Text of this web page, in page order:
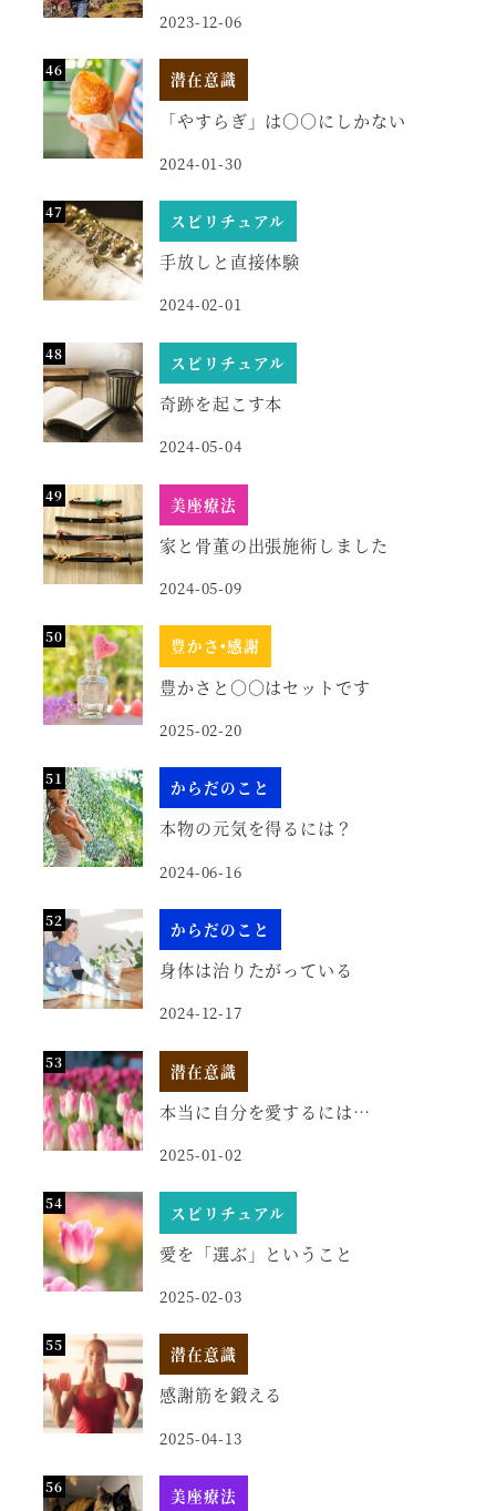
2023-12-06
潜在意識
「やすらぎ」は○○にしかない
2024-01-30
スピリチュアル
手放しと直接体験
2024-02-01
スピリチュアル
奇跡を起こす本
2024-05-04
美座療法
家と骨董の出張施術しました
2024-05-09
豊かさ•感謝
豊かさと○○はセットです
2025-02-20
からだのこと
本物の元気を得るには？
2024-06-16
からだのこと
身体は治りたがっている
2024-12-17
潜在意識
本当に自分を愛するには…
2025-01-02
スピリチュアル
愛を「選ぶ」ということ
2025-02-03
潜在意識
感謝筋を鍛える
2025-04-13
美座療法